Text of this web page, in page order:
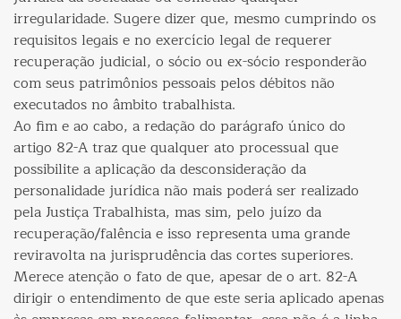
irregularidade. Sugere dizer que, mesmo cumprindo os
requisitos legais e no exercício legal de requerer
recuperação judicial, o sócio ou ex-sócio responderão
com seus patrimônios pessoais pelos débitos não
executados no âmbito trabalhista.
Ao fim e ao cabo, a redação do parágrafo único do
artigo 82-A traz que qualquer ato processual que
possibilite a aplicação da desconsideração da
personalidade jurídica não mais poderá ser realizado
pela Justiça Trabalhista, mas sim, pelo juízo da
recuperação/falência e isso representa uma grande
reviravolta na jurisprudência das cortes superiores.
Merece atenção o fato de que, apesar de o art. 82-A
dirigir o entendimento de que este seria aplicado apenas